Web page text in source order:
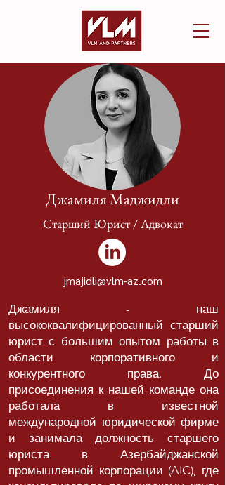
Джамиля Маджидли
Старший Юрист / Адвокат
jmajidli@vlm-az.com
Джамиля - наш
высококвалифицированный старший
юрист с большим опытом работы в
области корпоративного и
конкурентного права. До
присоединения к нашей команде она
работала в известной
международной юридической фирме
и занимала должность старшего
юриста в Азербайджанской
промышленной корпорации (AIC), где